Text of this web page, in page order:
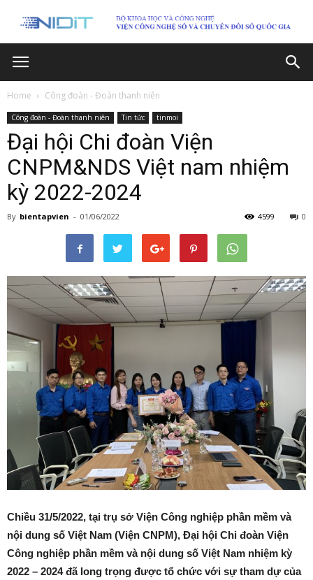
Home Công đoàn - Đoàn thanh niên
Công đoàn - Đoàn thanh niên Tin tức tinmoi
Đại hội Chi đoàn Viện
CNPM&NDS Việt nam nhiệm
kỳ 2022-2024
By bientapvien - 01/06/2022 0
4599
Chiều 31/5/2022, tại trụ sở Viện Công nghiệp phần mềm và
nội dung số Việt Nam (Viện CNPM), Đại hội Chi đoàn Viện
Công nghiệp phần mềm và nội dung số Việt Nam nhiệm kỳ
2022 – 2024đãlong trọng được tổ chức với sự tham dự của